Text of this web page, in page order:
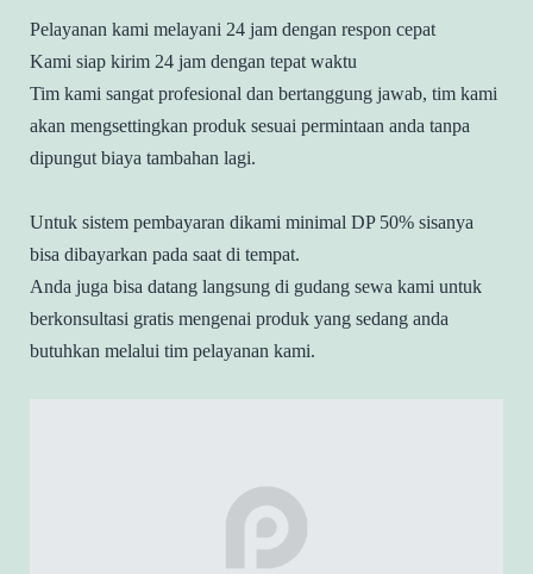
Pelayanan kami melayani 24 jam dengan respon cepat
Kami siap kirim 24 jam dengan tepat waktu
Tim kami sangat profesional dan bertanggung jawab, tim kami
akan mengsettingkan produk sesuai permintaan anda tanpa
dipungut biaya tambahan lagi.
Untuk sistem pembayaran dikami minimal DP 50% sisanya
bisa dibayarkan pada saat di tempat.
Anda juga bisa datang langsung di gudang sewa kami untuk
berkonsultasi gratis mengenai produk yang sedang anda
butuhkan melalui tim pelayanan kami.